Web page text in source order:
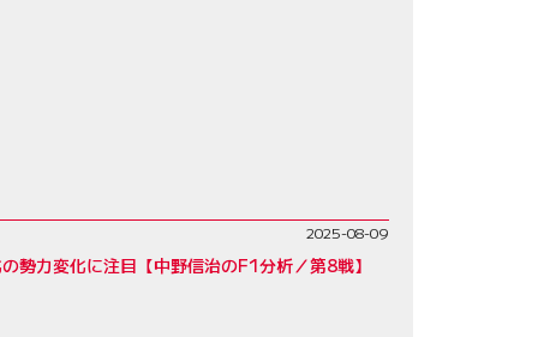
2025-08-09
勢力変化に注目【中野信治のF1分析／第8戦】